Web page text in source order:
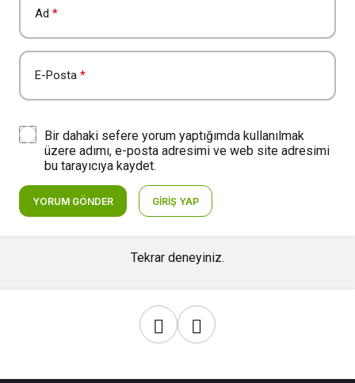
Ad *
E-Posta *
Bir dahaki sefere yorum yaptığımda kullanılmak
üzere adımı, e-posta adresimi ve web site adresimi
bu tarayıcıya kaydet.
YORUM GÖNDER GIRIŞ YAP
Tekrar deneyiniz.